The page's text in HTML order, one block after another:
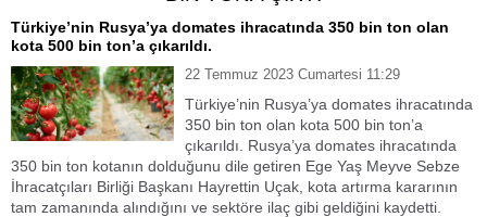
Türkiye’nin Rusya’ya domates ihracatında 350 bin ton olan
kota 500 bin ton’a çıkarıldı.
22 Temmuz 2023 Cumartesi 11:29
Türkiye’nin Rusya’ya domates ihracatında
350 bin ton olan kota 500 bin ton’a
çıkarıldı. Rusya’ya domates ihracatında
350 bin ton kotanın dolduğunu dile getiren Ege Yaş Meyve Sebze
İhracatçıları Birliği Başkanı Hayrettin Uçak, kota artırma kararının
tam zamanında alındığını ve sektöre ilaç gibi geldiğini kaydetti.